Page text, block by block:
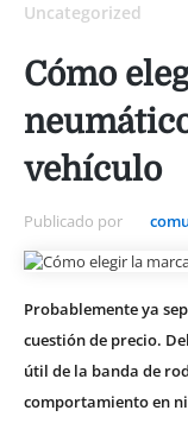
Uncategorized
Cómo
vehículo
Publicado por
Probablemente ya
cuestión de precio.
útil de la banda de
comportamiento en